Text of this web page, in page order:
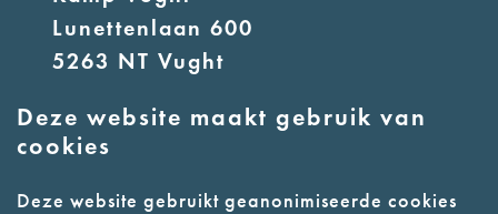
Deze website maakt gebruik van
cookies
Deze website gebruikt geanonimiseerde cookies
Lunettenlaan 600
5263 NT Vught
E:info@nmkampvught.nl